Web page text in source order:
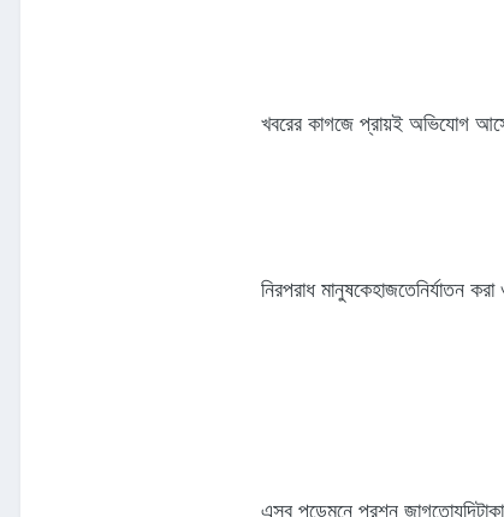
খবরের কাগজে প্রায়ই অভিযোগ আসে
নিরপরাধ মানুষকেহাজতেনির্যাতন
এসব পড়েমনে প্রশ্ন